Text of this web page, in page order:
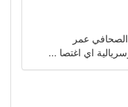
الصحافي عمر
اي اغتصا ...